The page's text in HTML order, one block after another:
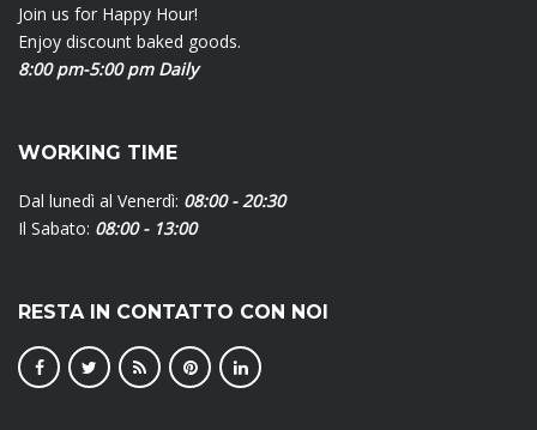
Join us for Happy Hour!
Enjoy discount baked goods.
8:00 pm-5:00 pm Daily
WORKING TIME
Dal lunedì al Venerdì: 08:00 - 20:30
Il Sabato: 08:00 - 13:00
RESTA IN CONTATTO CON NOI